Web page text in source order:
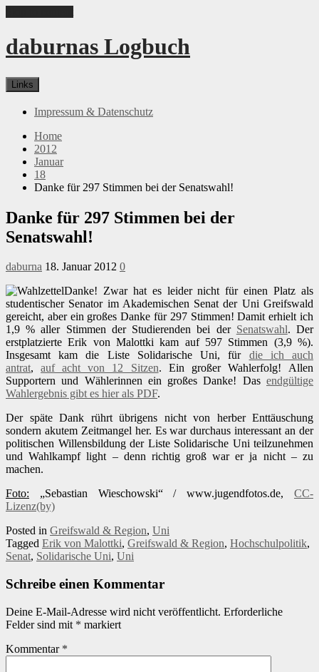
daburnas Logbuch
Links
Impressum & Datenschutz
Home
2012
Januar
18
Danke für 297 Stimmen bei der Senatswahl!
Danke für 297 Stimmen bei der
Senatswahl!
daburna 18. Januar 2012 0
Danke! Zwar hat es leider nicht für einen Platz als
studentischer Senator im Akademischen Senat der Uni Greifswald
gereicht, aber ein großes Danke für 297 Stimmen! Damit erhielt ich
1,9 % aller Stimmen der Studierenden bei der Senatswahl. Der
erstplatzierte Erik von Malottki kam auf 597 Stimmen (3,9 %).
Insgesamt kam die Liste Solidarische Uni, für die ich auch
antrat,auf acht von 12 Sitzen. Ein großer Wahlerfolg! Allen
Supportern und Wählerinnen ein großes Danke! Das endgültige
Wahlergebnis gibt es hier als PDF.
Der späte Dank rührt übrigens nicht von herber Enttäuschung
sondern akutem Zeitmangel her. Es war durchaus interessant an der
politischen Willensbildung der Liste Solidarische Uni teilzunehmen
und Wahlkampf light – denn richtig groß war er ja nicht – zu
machen.
Foto: „Sebastian Wieschowski“ / www.jugendfotos.de, CC-
Lizenz(by)
Posted in Greifswald & Region, Uni
Tagged Erik von Malottki, Greifswald & Region, Hochschulpolitik,
Senat, Solidarische Uni, Uni
Schreibe einen Kommentar
Deine E-Mail-Adresse wird nicht veröffentlicht. Erforderliche
Felder sind mit * markiert
Kommentar *